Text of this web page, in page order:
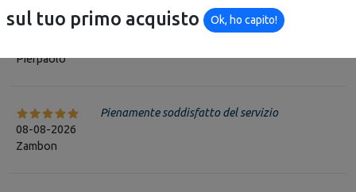
Pierpaolo
Servizio eccellente, acquisto facile, spedizione
08-08-2026
Zambon
Pienamente soddisfatto del servizio
sul tuo primo acquisto
Ok, ho capito!